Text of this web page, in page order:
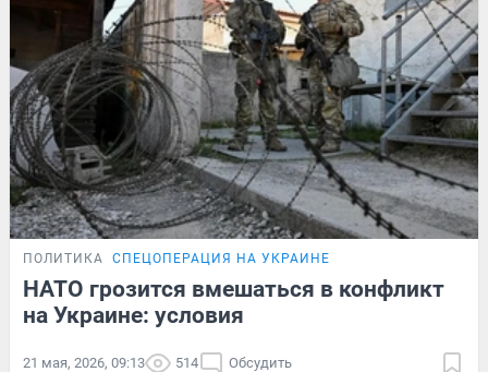
ПОЛИТИКА СПЕЦОПЕРАЦИЯ НА УКРАИНЕ
НАТО грозится вмешаться в конфликт
на Украине: условия
21 мая, 2026, 09:13 514 Обсудить